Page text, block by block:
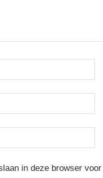
in deze browser